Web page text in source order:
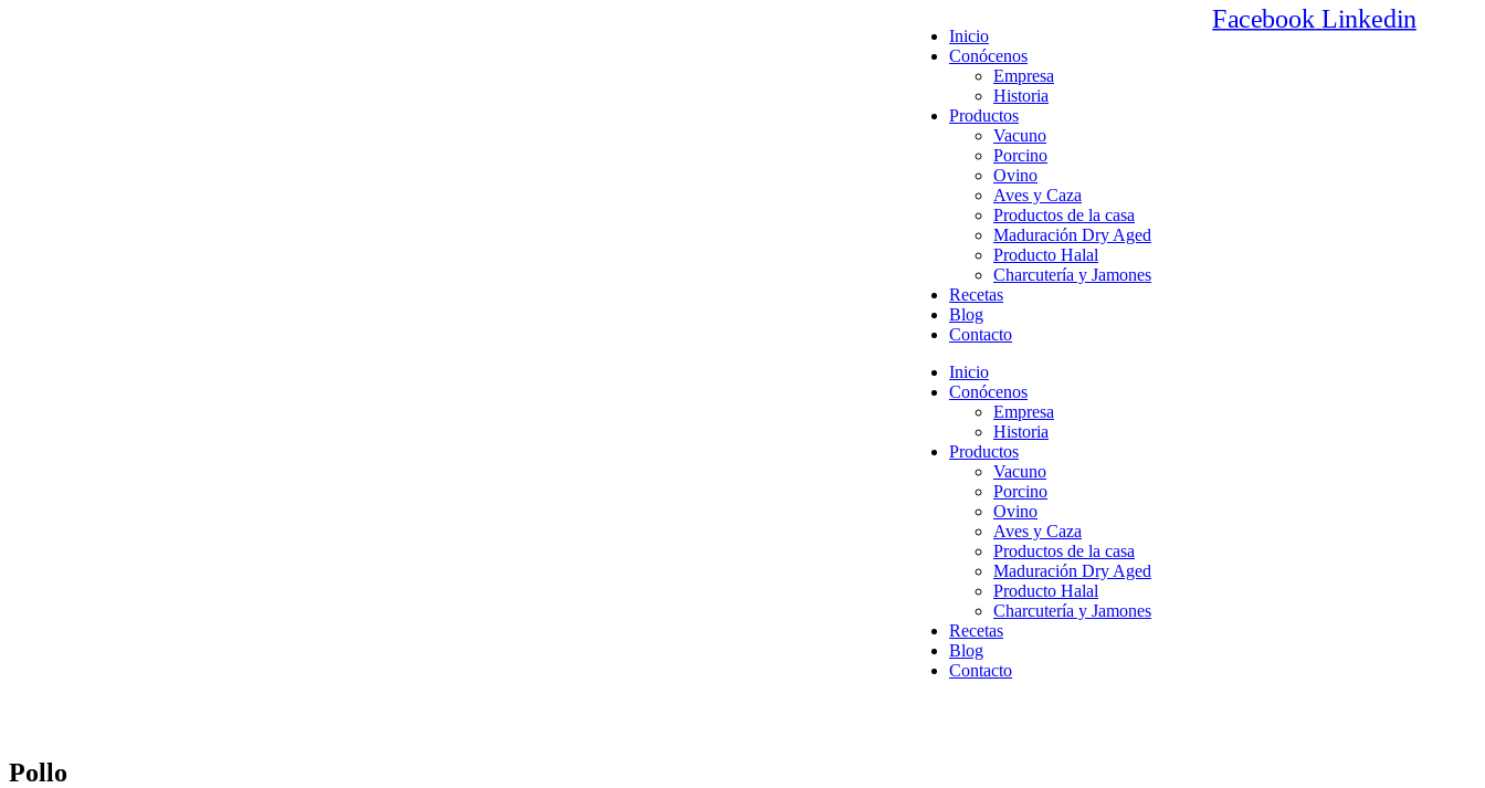
Inicio
Conócenos
Empresa
Historia
Productos
Vacuno
Porcino
Ovino
Aves y Caza
Productos de la casa
Maduración Dry Aged
Producto Halal
Charcutería y Jamones
Recetas
Blog
Contacto
Inicio
Conócenos
Empresa
Historia
Productos
Vacuno
Porcino
Ovino
Aves y Caza
Productos de la casa
Maduración Dry Aged
Producto Halal
Charcutería y Jamones
Recetas
Blog
Contacto
Facebook Linkedin
Pollo